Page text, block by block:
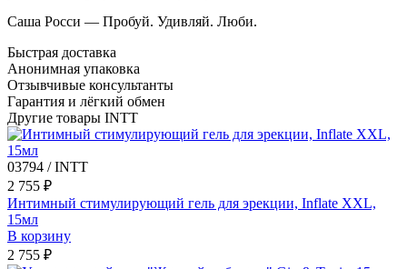
Саша Росси — Пробуй. Удивляй. Люби.
Быстрая доставка
Анонимная упаковка
Отзывчивые консультанты
Гарантия и лёгкий обмен
Другие товары INTT
03794 / INTT
2 755 ₽
Интимный стимулирующий гель для эрекции, Inflate XXL,
15мл
В корзину
2 755 ₽